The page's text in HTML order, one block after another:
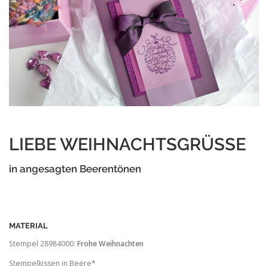
LIEBE WEIHNACHTSGRÜSSE
in angesagten Beerentönen
MATERIAL
Stempel 28984000: Frohe Weihnachten
Stempelkissen in Beere*